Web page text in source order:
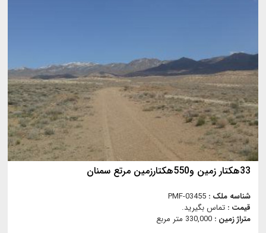
33هکتار زمین و550هکتارزمین مرتع سمنان
شناسه ملک : PMF-03455
قیمت : تماس بگیرید.
متراژ زمین : 330,000 متر مربع